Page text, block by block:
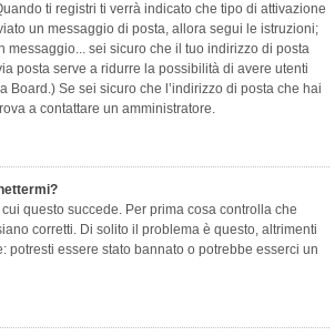
ti registri ti verrà indicato che tipo di attivazione
un messaggio di posta, allora segui le istruzioni;
messaggio... sei sicuro che il tuo indirizzo di posta
posta serve a ridurre la possibilità di avere utenti
Board.) Se sei sicuro che l’indirizzo di posta che hai
a contattare un amministratore.
questo succede. Per prima cosa controlla che
corretti. Di solito il problema è questo, altrimenti
potresti essere stato bannato o potrebbe esserci un